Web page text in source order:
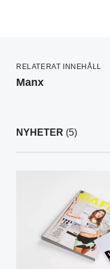
RELATERAT INNEHÅLL
Manx
NYHETER (5)